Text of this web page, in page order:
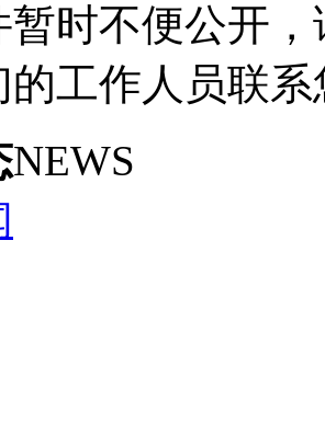
暂时不便公开
的工作人员联
NEWS